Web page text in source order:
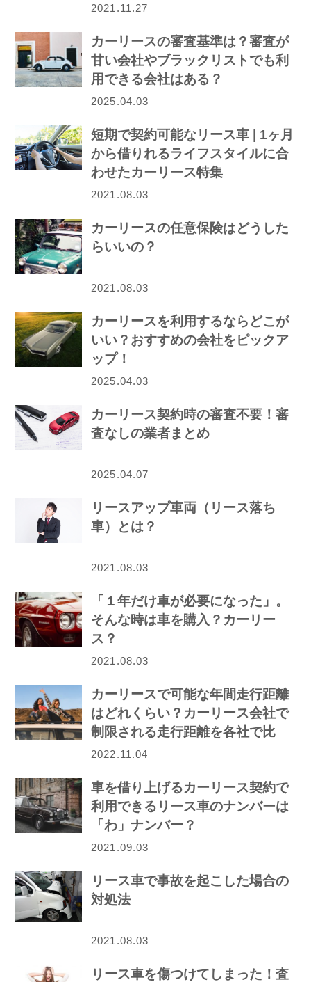
2021.11.27
カーリースの審査基準は？審査が
甘い会社やブラックリストでも利
用できる会社はある？
2025.04.03
短期で契約可能なリース車 | 1ヶ月
から借りれるライフスタイルに合
わせたカーリース特集
2021.08.03
カーリースの任意保険はどうした
らいいの？
2021.08.03
カーリースを利用するならどこが
いい？おすすめの会社をピックア
ップ！
2025.04.03
カーリース契約時の審査不要！審
査なしの業者まとめ
2025.04.07
リースアップ車両（リース落ち
車）とは？
2021.08.03
「１年だけ車が必要になった」。
そんな時は車を購入？カーリー
ス？
2021.08.03
カーリースで可能な年間走行距離
はどれくらい？カーリース会社で
制限される走行距離を各社で比
較！
2022.11.04
車を借り上げるカーリース契約で
利用できるリース車のナンバーは
「わ」ナンバー？
2021.09.03
リース車で事故を起こした場合の
対処法
2021.08.03
リース車を傷つけてしまった！査